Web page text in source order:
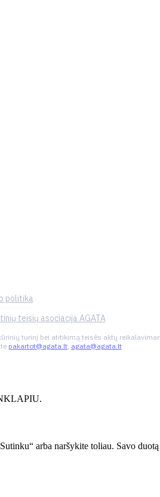
politika
teisių asociacija AGATA
turinį bei atitikimą teisės aktų
pakartot@agata.lt, agata@agata.lt
arba naršykite toliau. Savo